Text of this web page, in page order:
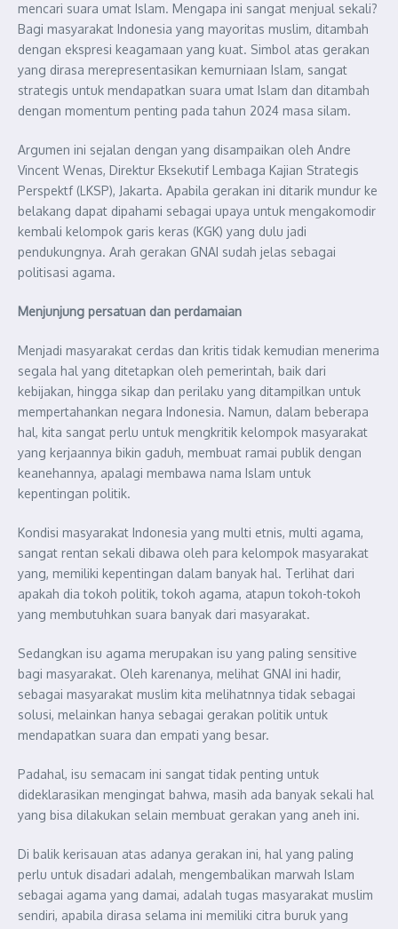
mencari suara umat Islam. Mengapa ini sangat menjual sekali?
Bagi masyarakat Indonesia yang mayoritas muslim, ditambah
dengan ekspresi keagamaan yang kuat. Simbol atas gerakan
yang dirasa merepresentasikan kemurniaan Islam, sangat
strategis untuk mendapatkan suara umat Islam dan ditambah
dengan momentum penting pada tahun 2024 masa silam.
Argumen ini sejalan dengan yang disampaikan oleh Andre
Vincent Wenas, Direktur Eksekutif Lembaga Kajian Strategis
Perspektf (LKSP), Jakarta. Apabila gerakan ini ditarik mundur ke
belakang dapat dipahami sebagai upaya untuk mengakomodir
kembali kelompok garis keras (KGK) yang dulu jadi
pendukungnya. Arah gerakan GNAI sudah jelas sebagai
politisasi agama.
Menjunjung persatuan dan perdamaian
Menjadi masyarakat cerdas dan kritis tidak kemudian menerima
segala hal yang ditetapkan oleh pemerintah, baik dari
kebijakan, hingga sikap dan perilaku yang ditampilkan untuk
mempertahankan negara Indonesia. Namun, dalam beberapa
hal, kita sangat perlu untuk mengkritik kelompok masyarakat
yang kerjaannya bikin gaduh, membuat ramai publik dengan
keanehannya, apalagi membawa nama Islam untuk
kepentingan politik.
Kondisi masyarakat Indonesia yang multi etnis, multi agama,
sangat rentan sekali dibawa oleh para kelompok masyarakat
yang, memiliki kepentingan dalam banyak hal. Terlihat dari
apakah dia tokoh politik, tokoh agama, atapun tokoh-tokoh
yang membutuhkan suara banyak dari masyarakat.
Sedangkan isu agama merupakan isu yang paling sensitive
bagi masyarakat. Oleh karenanya, melihat GNAI ini hadir,
sebagai masyarakat muslim kita melihatnnya tidak sebagai
solusi, melainkan hanya sebagai gerakan politik untuk
mendapatkan suara dan empati yang besar.
Padahal, isu semacam ini sangat tidak penting untuk
dideklarasikan mengingat bahwa, masih ada banyak sekali hal
yang bisa dilakukan selain membuat gerakan yang aneh ini.
Di balik kerisauan atas adanya gerakan ini, hal yang paling
perlu untuk disadari adalah, mengembalikan marwah Islam
sebagai agama yang damai, adalah tugas masyarakat muslim
sendiri, apabila dirasa selama ini memiliki citra buruk yang